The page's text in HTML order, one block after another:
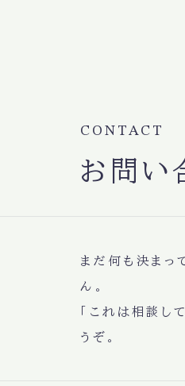
CONTACT
お問い
まだ何も決まっ
ん。
「これは相談し
うぞ。